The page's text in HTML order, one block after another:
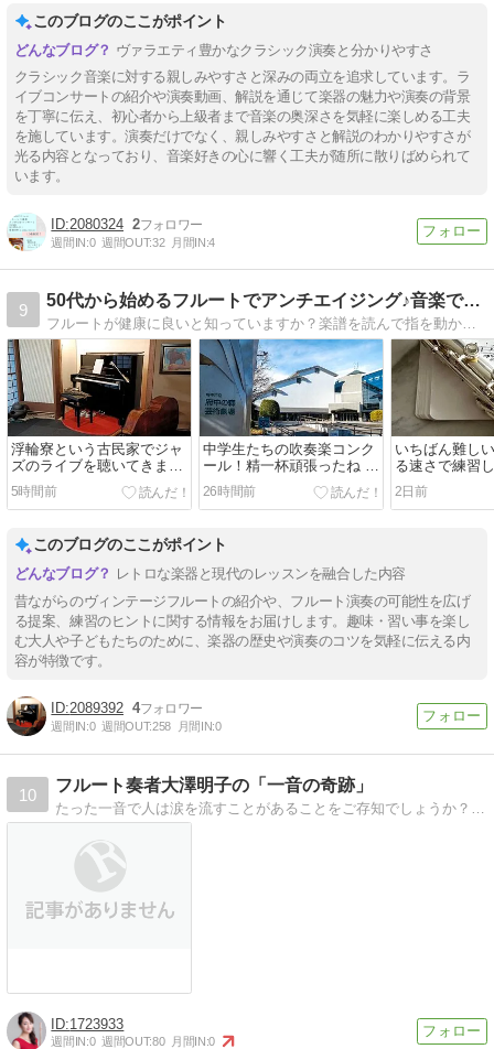
このブログのここがポイント
ヴァラエティ豊かなクラシック演奏と分かりやすさ
クラシック音楽に対する親しみやすさと深みの両立を追求しています。ラ
イブコンサートの紹介や演奏動画、解説を通じて楽器の魅力や演奏の背景
を丁寧に伝え、初心者から上級者まで音楽の奥深さを気軽に楽しめる工夫
を施しています。演奏だけでなく、親しみやすさと解説のわかりやすさが
光る内容となっており、音楽好きの心に響く工夫が随所に散りばめられて
います。
2080324 2
週間IN:0 週間OUT:32 月間IN:4
9
50代から始めるフルートでアンチエイジング♪音楽で健康に！
フルートが健康に良いと知っていますか？楽譜を読んで指を動かす脳トレだけでなく、呼吸を整え腹筋が鍛えられ姿勢が良くなります。最近健康が気になる、音楽が好きだけどジムにもいかなきゃと考えているならフルートがおすすめです。
浮輪寮という古民家でジャ
ズのライブを聴いてきまし
た 〜町田市 鶴川 フルー
ト・ピアノ教室
5時間前
中学生たちの吹奏楽コンク
ール！精一杯頑張ったね 〜
町田市 鶴川 フルート・ピ
アノ教室
26時間前
いちばん難し
る速さで練習
市 鶴川 フル
教室
2日前
このブログのここがポイント
レトロな楽器と現代のレッスンを融合した内容
昔ながらのヴィンテージフルートの紹介や、フルート演奏の可能性を広げ
る提案、練習のヒントに関する情報をお届けします。趣味・習い事を楽し
む大人や子どもたちのために、楽器の歴史や演奏のコツを気軽に伝える内
容が特徴です。
2089392 4
週間IN:0 週間OUT:258 月間IN:0
10
フルート奏者大澤明子の「一音の奇跡」
1723933
週間IN:0 週間OUT:80 月間IN:0